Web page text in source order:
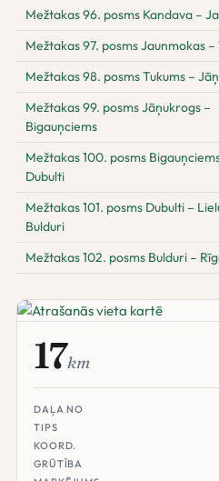
Mežtakas 96. posms Kandava –
Mežtakas 97. posms Jaunmokas –
Mežtakas 98. posms Tukums –
Mežtakas 99. posms Jāņukrogs –
Bigauņciems
Mežtakas 100. posms
Dubulti
Mežtakas 101. posms Dubulti –
Bulduri
Mežtakas 102. posms Bulduri –
17km
DAĻA NO
TIPS
KOORD.
GRŪTĪBA